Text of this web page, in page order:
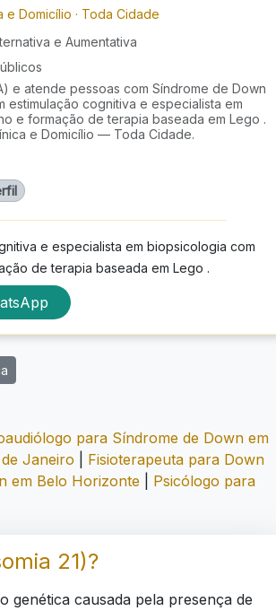
e Domicílio · Toda Cidade
e Aumentativa
e atende pessoas com Síndrome de Down
estimulação cognitiva e especialista em
e formação de terapia baseada em Lego .
e Domicílio — Toda Cidade.
e especialista em biopsicologia com
de terapia baseada em Lego .
para Síndrome de Down em
Janeiro
Fisioterapeuta para Down
em Belo Horizonte
Psicólogo para
21)?
genética causada pela presença de